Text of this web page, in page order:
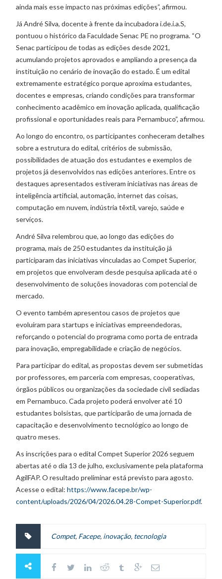
ainda mais esse impacto nas próximas edições”, afirmou.
Já André Silva, docente à frente da incubadora i.de.i.a.S,
pontuou o histórico da Faculdade Senac PE no programa. “O
Senac participou de todas as edições desde 2021,
acumulando projetos aprovados e ampliando a presença da
instituição no cenário de inovação do estado. É um edital
extremamente estratégico porque aproxima estudantes,
docentes e empresas, criando condições para transformar
conhecimento acadêmico em inovação aplicada, qualificação
profissional e oportunidades reais para Pernambuco”, afirmou.
Ao longo do encontro, os participantes conheceram detalhes
sobre a estrutura do edital, critérios de submissão,
possibilidades de atuação dos estudantes e exemplos de
projetos já desenvolvidos nas edições anteriores. Entre os
destaques apresentados estiveram iniciativas nas áreas de
inteligência artificial, automação, internet das coisas,
computação em nuvem, indústria têxtil, varejo, saúde e
serviços.
André Silva relembrou que, ao longo das edições do
programa, mais de 250 estudantes da instituição já
participaram das iniciativas vinculadas ao Compet Superior,
em projetos que envolveram desde pesquisa aplicada até o
desenvolvimento de soluções inovadoras com potencial de
mercado.
O evento também apresentou casos de projetos que
evoluíram para startups e iniciativas empreendedoras,
reforçando o potencial do programa como porta de entrada
para inovação, empregabilidade e criação de negócios.
Para participar do edital, as propostas devem ser submetidas
por professores, em parceria com empresas, cooperativas,
órgãos públicos ou organizações da sociedade civil sediadas
em Pernambuco. Cada projeto poderá envolver até 10
estudantes bolsistas, que participarão de uma jornada de
capacitação e desenvolvimento tecnológico ao longo de
quatro meses.
As inscrições para o edital Compet Superior 2026 seguem
abertas até o dia 13 de julho, exclusivamente pela plataforma
AgilFAP. O resultado preliminar está previsto para agosto.
Acesse o edital:https://www.facepe.br/wp-
content/uploads/2026/04/2026.04.28-Compet-Superior.pdf.
Compet, Facepe, inovação, tecnologia